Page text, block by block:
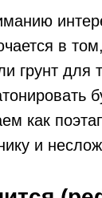
в
грунт для
как
и